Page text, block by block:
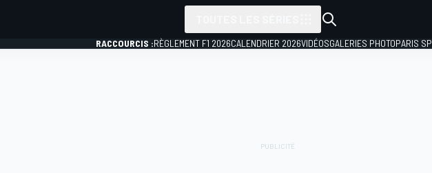
RACCOURCIS :RÈGLEMENT F1 2026CALENDRIER 2026VIDÉOSGALERIES PHOTOPARIS